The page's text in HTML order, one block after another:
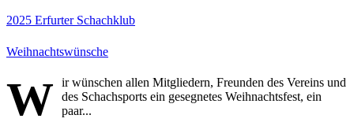
2025 Erfurter Schachklub
Weihnachtswünsche
W
ir wünschen allen Mitgliedern, Freunden des Vereins und
des Schachsports ein gesegnetes Weihnachtsfest, ein
paar...